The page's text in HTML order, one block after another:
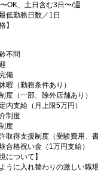
OK、土日含む3日〜/週
低勤務日数／1日
】
不問
備
暇（勤務条件あり）
度（一部、除外店舗あり）
内支給（月上限5万円）
制度
度
取得支援制度（受験費用、書
合格祝い金（1万円支給）
について】
うに入れ替わりの激しい職